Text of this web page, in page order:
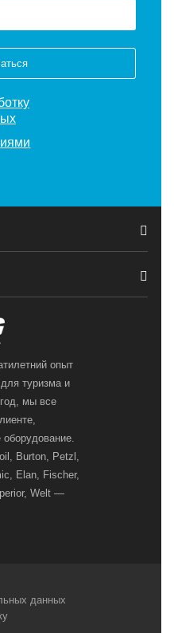
опыт
туризма и
мы все
оборудование.
Burton, Petzl,
Elan, Fischer,
Welt —
данных